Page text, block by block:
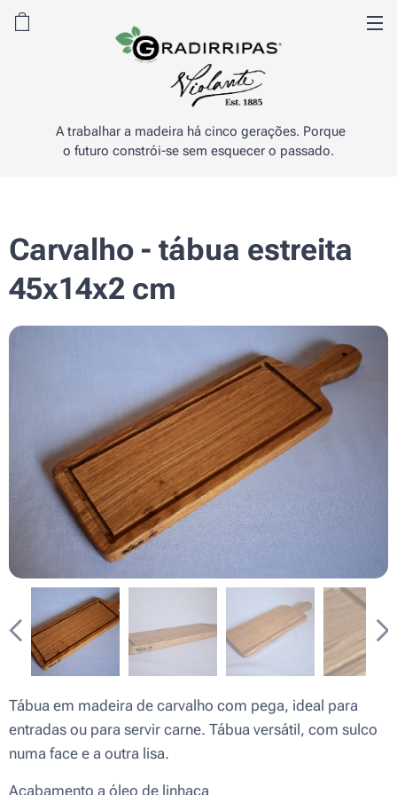
A trabalhar a madeira há cinco gerações. Porque
o futuro constrói-se sem esquecer o passado.
Carvalho - tábua estreita
45x14x2 cm
Tábua em madeira de carvalho com pega, ideal para
entradas ou para servir carne. Tábua versátil, com sulco
numa face e a outra lisa.
Acabamento a óleo de linhaça